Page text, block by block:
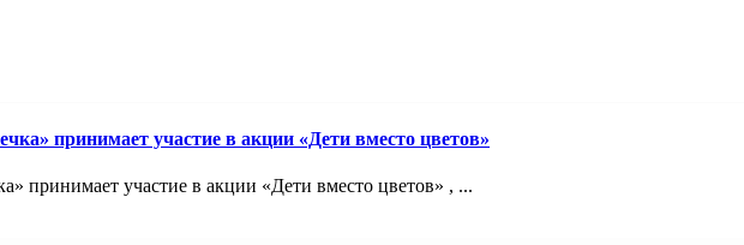
принимает участие в акции «Дети вместо цветов»
принимает участие в акции «Дети вместо цветов» , ...